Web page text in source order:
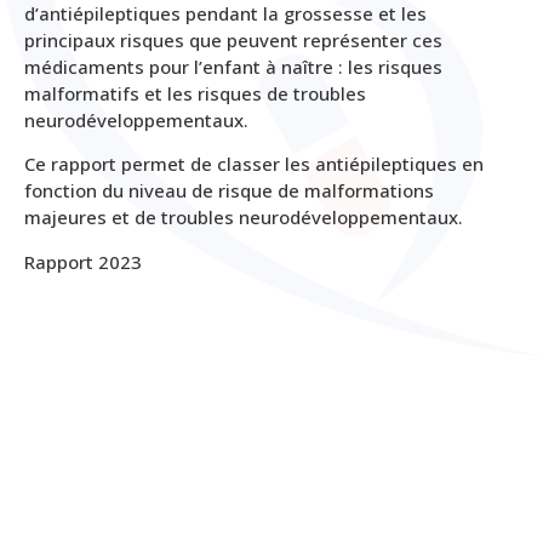
d’antiépileptiques pendant la grossesse et les
principaux risques que peuvent représenter ces
médicaments pour l’enfant à naître : les risques
malformatifs et les risques de troubles
neurodéveloppementaux.
Ce rapport permet de classer les antiépileptiques en
fonction du niveau de risque de malformations
majeures et de troubles neurodéveloppementaux.
Rapport 2023